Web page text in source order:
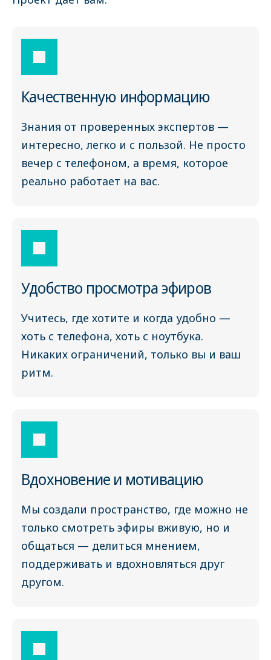
Качественную информацию
Знания от проверенных экспертов —
интересно, легко и с пользой. Не просто
вечер с телефоном, а время, которое
реально работает на вас.
Удобство просмотра эфиров
Учитесь, где хотите и когда удобно —
хоть с телефона, хоть с ноутбука.
Никаких ограничений, только вы и ваш
ритм.
Вдохновение и мотивацию
Мы создали пространство, где можно не
только смотреть эфиры вживую, но и
общаться — делиться мнением,
поддерживать и вдохновляться друг
другом.